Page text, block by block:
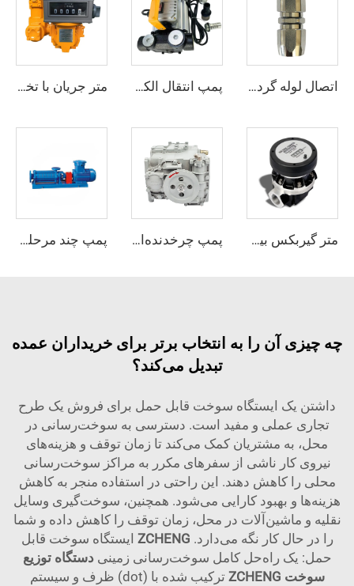
اتصال لوله گردان ZCS-03 پمپ انتقال الکتریکی ZCOP-60L متر جریان با تخلیه مثبت ZCM-610
متر گیربکس بیضوی ZCOGM-A پمپ چرخدنده‌ای ZCP-90 پمپ چند مرحله‌ای گاز مایع (LPG)
چه چیزی آن را به انتخاب برتر برای خریداران عمده
تبدیل می‌کند؟
داشتن یک ایستگاه سوخت قابل حمل برای فروش یک طرح
تجاری عملی و مفید است. دسترسی به سوخت‌رسانی در
محل، به مشتریان کمک می‌کند تا زمان توقف و هزینه‌های
نیروی کار ناشی از سفرهای مکرر به مراکز سوخت‌رسانی
محلی را کاهش دهند. این راحتی در استفاده منجر به کاهش
هزینه‌ها و بهبود کارایی می‌شود. همچنین، سوخت‌گیری وسایل
نقلیه و ماشین‌آلات در محل، زمان توقف را کاهش داده و شما
را در حال کار نگه می‌دارد. ZCHENG ایستگاه سوخت قابل
حمل: یک راه‌حل کامل سوخت‌رسانی زمینیدستگاه توزیع
سوخت ZCHENG
ترکیب شده با (dot) ظرف و سیستم